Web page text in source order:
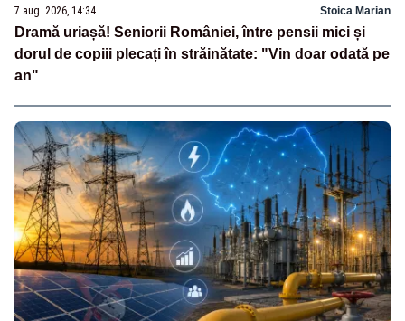
7 aug. 2026, 14:34 Stoica Marian
Dramă uriașă! Seniorii României, între pensii mici și
dorul de copiii plecați în străinătate: "Vin doar odată pe
an"